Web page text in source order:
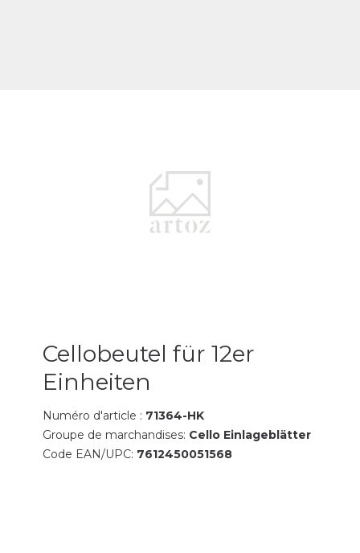
Cellobeutel für 12er
Einheiten
Numéro d'article : 71364-HK
Groupe de marchandises: Cello Einlageblätter
Code EAN/UPC: 7612450051568